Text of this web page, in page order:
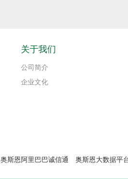
关于我们
公司简介
企业文化
奥斯恩阿里巴巴诚信通 奥斯恩大数据平